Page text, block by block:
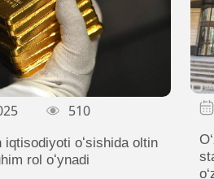
510
iqtisodiyoti oʻsishida oltin
rol oʻynadi